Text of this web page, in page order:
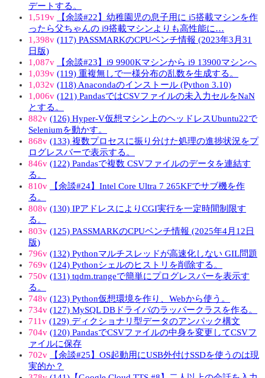
デートする。
1,519v
【余談#22】幼稚園児の息子用に i5搭載マシンを作
ったら父ちゃんの i9搭載マシンよりも高性能に…
1,398v (117) PASSMARKのCPUベンチ情報 (2023年3月31
日版)
1,087v
【余談#23】i9 9900Kマシンから i9 13900マシンへ
1,039v (119) 重複無しで一様分布の乱数を生成する。
1,032v (118) Anacondaのインストール (Python 3.10)
1,006v (121) PandasではCSVファイルの未入力セルをNaN
とする。
882v (126) Hyper-V仮想マシン上のヘッドレスUbuntu22で
Seleniumを動かす。
868v (133) 複数プロセスに振り分けた処理の進捗状況をプ
ログレスバーで表示する。
846v (122) Pandasで複数 CSVファイルのデータを連結す
る。
810v
【余談#24】Intel Core Ultra 7 265KFでサブ機を作
る。
808v (130) IPアドレスによりCGI実行を一定時間制限す
る。
803v (125) PASSMARKのCPUベンチ情報 (2025年4月12日
版)
796v (132) Pythonマルチスレッドが高速化しない GIL問題
769v (124) Pythonシェルのヒストリを削除する。
750v (131) tqdm.trangeで簡単にプログレスバーを表示す
る。
748v (123) Python仮想環境を作り、Webから使う。
734v (127) MySQL DBドライバのラッパークラスを作る。
711v (129) ディクショナリ型データのアンパック構文
704v (120) PandasでCSVファイルの中身を変更してCSVフ
ァイルに保存
702v
【余談#25】OS起動用にUSB外付けSSDを使うのは現
実的か？